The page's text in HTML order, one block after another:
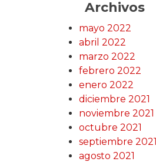
Archivos
mayo 2022
abril 2022
marzo 2022
febrero 2022
enero 2022
diciembre 2021
noviembre 2021
octubre 2021
septiembre 2021
agosto 2021